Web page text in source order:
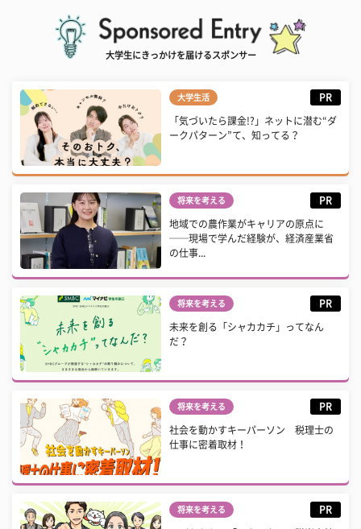
大学生にきっかけを届けるスポンサー
大学生活 PR
「気づいたら課金!?」ネットに潜む“ダ
ークパターン”て、知ってる？
将来を考える PR
地域での農作業がキャリアの原点に
──現場で学んだ経験が、経済産業省
の仕事...
将来を考える PR
未来を創る「シャカカチ」ってなん
だ？
将来を考える PR
社会を動かすキーパーソン 税理士の
仕事に密着取材！
将来を考える PR